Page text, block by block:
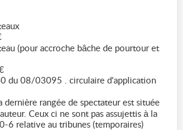
(pour accroche bâche de pourtour et
du 08/03095 . circulaire d'application
dernière rangée de spectateur est située
Ceux ci ne sont pas assujettis à la
6 relative au tribunes (temporaires)